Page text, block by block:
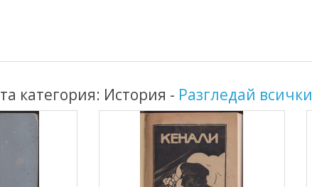
категория: История - Разгледай всички